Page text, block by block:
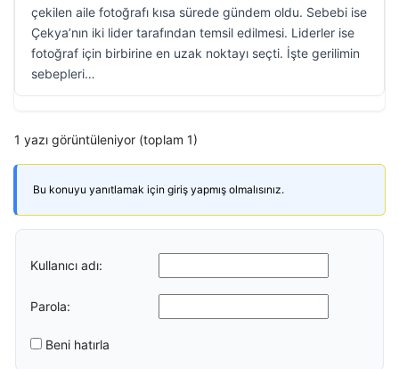
çekilen aile fotoğrafı kısa sürede gündem oldu. Sebebi ise
Çekya’nın iki lider tarafından temsil edilmesi. Liderler ise
fotoğraf için birbirine en uzak noktayı seçti. İşte gerilimin
sebepleri…
1 yazı görüntüleniyor (toplam 1)
Bu konuyu yanıtlamak için giriş yapmış olmalısınız.
Kullanıcı adı:
Parola:
Beni hatırla